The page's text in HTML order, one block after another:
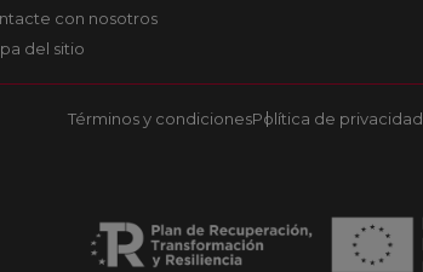
con nosotros
del sitio
Términos y condicionesPolítica de privacidad